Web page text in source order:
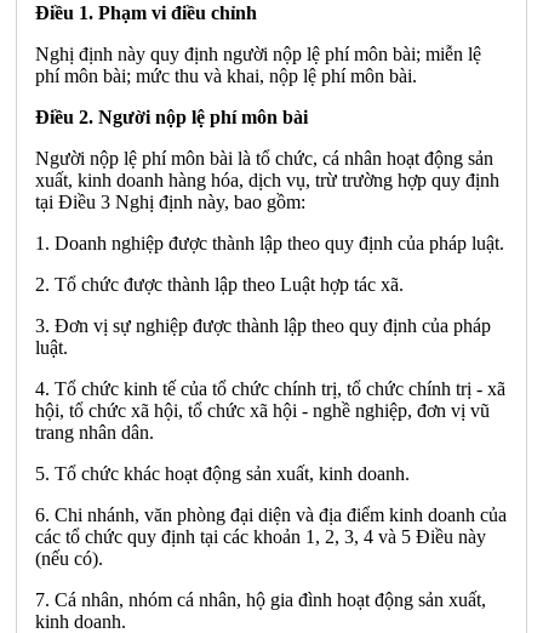
Điều 1. Phạm vi điều chỉnh
Nghị định này quy định người nộp lệ phí môn bài; miễn lệ
phí môn bài; mức thu và khai, nộp lệ phí môn bài.
Điều 2. Người nộp lệ phí môn bài
Người nộp lệ phí môn bài là tổ chức, cá nhân hoạt động sản
xuất, kinh doanh hàng hóa, dịch vụ, trừ trường hợp quy định
tại Điều 3 Nghị định này, bao gồm:
1. Doanh nghiệp được thành lập theo quy định của pháp luật.
2. Tổ chức được thành lập theo Luật hợp tác xã.
3. Đơn vị sự nghiệp được thành lập theo quy định của pháp
luật.
4. Tổ chức kinh tế của tổ chức chính trị, tổ chức chính trị - xã
hội, tổ chức xã hội, tổ chức xã hội - nghề nghiệp, đơn vị vũ
trang nhân dân.
5. Tổ chức khác hoạt động sản xuất, kinh doanh.
6. Chi nhánh, văn phòng đại diện và địa điểm kinh doanh của
các tổ chức quy định tại các khoản 1, 2, 3, 4 và 5 Điều này
(nếu có).
7. Cá nhân, nhóm cá nhân, hộ gia đình hoạt động sản xuất,
kinh doanh.